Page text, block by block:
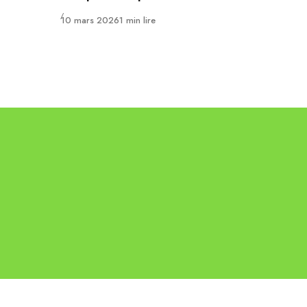
Publié
10 mars 20261 min lire